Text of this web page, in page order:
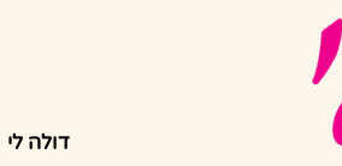
דולה לי